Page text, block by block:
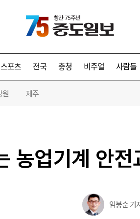
스포츠 전국 충청 비주얼 사람들
원 제주
농업기계 안전
임붕순 기